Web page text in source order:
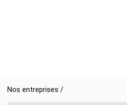
Nos entreprises /